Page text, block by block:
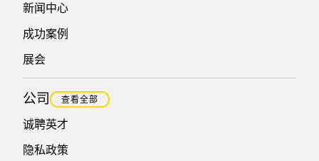
新闻中心
成功案例
展会
公司 查看全部
诚聘英才
隐私政策